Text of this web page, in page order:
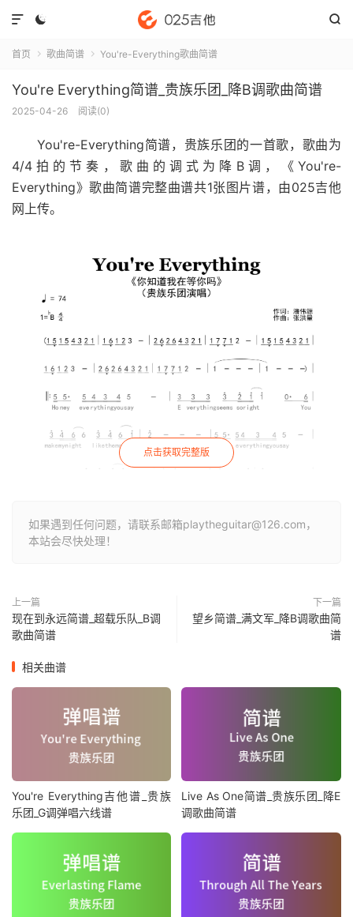
 

首页  歌曲简谱  You're-Everything歌曲简谱
You're Everything简谱_贵族乐团_降B调歌曲简谱
2025-04-26 阅读(0)
You're-Everything简谱，贵族乐团的一首歌，歌曲为
4/4拍的节奏，歌曲的调式为降B调，《You're-
Everything》歌曲简谱完整曲谱共1张图片谱，由025吉他
网上传。
点击获取完整版
如果遇到任何问题，请联系邮箱playtheguitar@126.com，
本站会尽快处理！
上一篇
现在到永远简谱_超载乐队_B调
歌曲简谱
下一篇
望乡简谱_满文军_降B调歌曲简
谱
相关曲谱
You're Everything吉他谱_贵族
乐团_G调弹唱六线谱
Live As One简谱_贵族乐团_降E
调歌曲简谱